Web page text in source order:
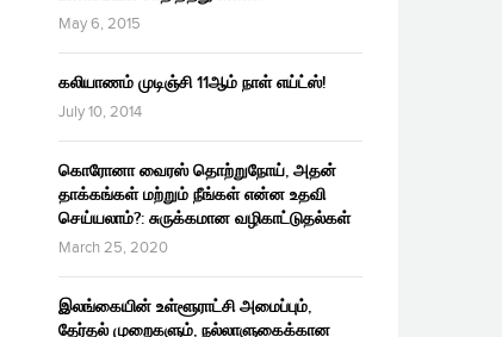
May 6, 2015
கலியாணம் முடிஞ்சி 11ஆம் நாள் எய்ட்ஸ்!
July 10, 2014
கொரோனா வைரஸ் தொற்றுநோய், அதன்
தாக்கங்கள் மற்றும் நீங்கள் என்ன உதவி
செய்யலாம்?: சுருக்கமான வழிகாட்டுதல்கள்
March 25, 2020
இலங்கையின் உள்ளூராட்சி அமைப்பும்,
தேர்தல் முறைகளும், நல்லாளுகைக்கான